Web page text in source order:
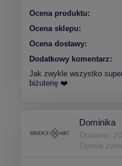
Ocena produktu:
Ocena sklepu:
Ocena dostawy:
Dodatkowy komentarz:
Jak zwykle wszystko
biżuterię ❤️
Dominika
Dodano:
Opinia